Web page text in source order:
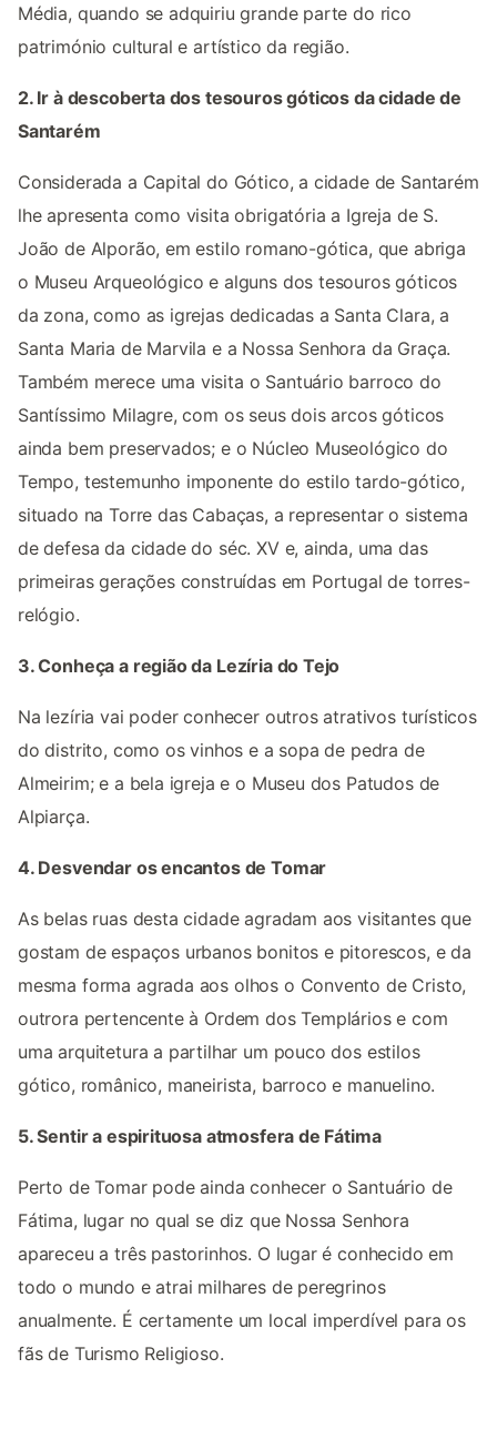
Média, quando se adquiriu grande parte do rico
património cultural e artístico da região.
2. Ir à descoberta dos tesouros góticos da cidade de
Santarém
Considerada a Capital do Gótico, a cidade de Santarém
lhe apresenta como visita obrigatória a Igreja de S.
João de Alporão, em estilo romano-gótica, que abriga
o Museu Arqueológico e alguns dos tesouros góticos
da zona, como as igrejas dedicadas a Santa Clara, a
Santa Maria de Marvila e a Nossa Senhora da Graça.
Também merece uma visita o Santuário barroco do
Santíssimo Milagre, com os seus dois arcos góticos
ainda bem preservados; e o Núcleo Museológico do
Tempo, testemunho imponente do estilo tardo-gótico,
situado na Torre das Cabaças, a representar o sistema
de defesa da cidade do séc. XV e, ainda, uma das
primeiras gerações construídas em Portugal de torres-
relógio.
3. Conheça a região da Lezíria do Tejo
Na lezíria vai poder conhecer outros atrativos turísticos
do distrito, como os vinhos e a sopa de pedra de
Almeirim; e a bela igreja e o Museu dos Patudos de
Alpiarça.
4. Desvendar os encantos de Tomar
As belas ruas desta cidade agradam aos visitantes que
gostam de espaços urbanos bonitos e pitorescos, e da
mesma forma agrada aos olhos o Convento de Cristo,
outrora pertencente à Ordem dos Templários e com
uma arquitetura a partilhar um pouco dos estilos
gótico, românico, maneirista, barroco e manuelino.
5. Sentir a espirituosa atmosfera de Fátima
Perto de Tomar pode ainda conhecer o Santuário de
Fátima, lugar no qual se diz que Nossa Senhora
apareceu a três pastorinhos. O lugar é conhecido em
todo o mundo e atrai milhares de peregrinos
anualmente. É certamente um local imperdível para os
fãs de Turismo Religioso.